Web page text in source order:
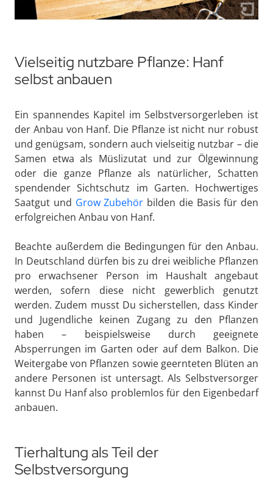
Vielseitig nutzbare Pflanze: Hanf
selbst anbauen
Ein spannendes Kapitel im Selbstversorgerleben ist
der Anbau von Hanf. Die Pflanze ist nicht nur robust
und genügsam, sondern auch vielseitig nutzbar – die
Samen etwa als Müslizutat und zur Ölgewinnung
oder die ganze Pflanze als natürlicher, Schatten
spendender Sichtschutz im Garten. Hochwertiges
Saatgut und Grow Zubehör bilden die Basis für den
erfolgreichen Anbau von Hanf.
Beachte außerdem die Bedingungen für den Anbau.
In Deutschland dürfen bis zu drei weibliche Pflanzen
pro erwachsener Person im Haushalt angebaut
werden, sofern diese nicht gewerblich genutzt
werden. Zudem musst Du sicherstellen, dass Kinder
und Jugendliche keinen Zugang zu den Pflanzen
haben – beispielsweise durch geeignete
Absperrungen im Garten oder auf dem Balkon. Die
Weitergabe von Pflanzen sowie geernteten Blüten an
andere Personen ist untersagt. Als Selbstversorger
kannst Du Hanf also problemlos für den Eigenbedarf
anbauen.
Tierhaltung als Teil der
Selbstversorgung